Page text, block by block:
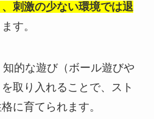
刺激の少ない環境では退
す。
的な遊び（ボール遊びや
取り入れることで、スト
に育てられます。